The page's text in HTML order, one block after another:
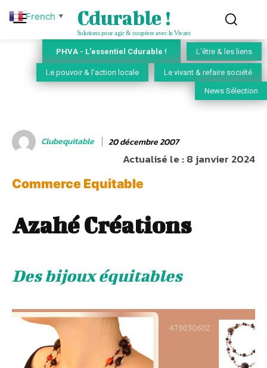
Cdurable !
Solutions pour agir & coopérer avec le Vivant
PHVA - L'essentiel Cdurable ! L'être & les liens
Le pouvoir & l'action locale Le vivant & refaire société
News Sélection
Clubequitable 20 décembre 2007
Actualisé le :8 janvier 2024
Commerce Equitable
Azahé Créations
Des bijoux équitables
French ▼